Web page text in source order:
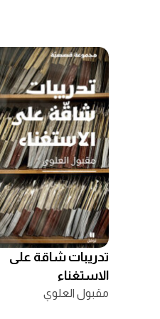
تدريبات شاقة على
الاستغناء
مقبول العلوي